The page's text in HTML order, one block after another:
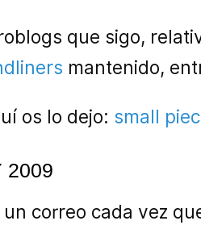
que sigo,
mantenido,
os lo dejo: small
2009
un correo cada vez